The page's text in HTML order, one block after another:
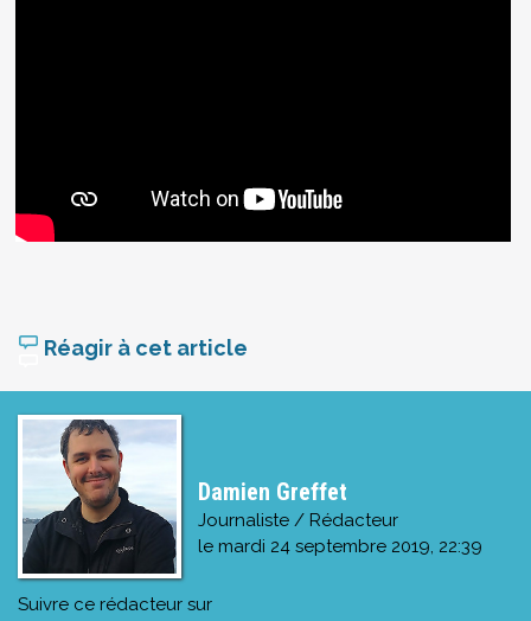
Réagir à cet article
Damien Greffet
Journaliste / Rédacteur
le mardi 24 septembre 2019, 22:39
Suivre ce rédacteur sur